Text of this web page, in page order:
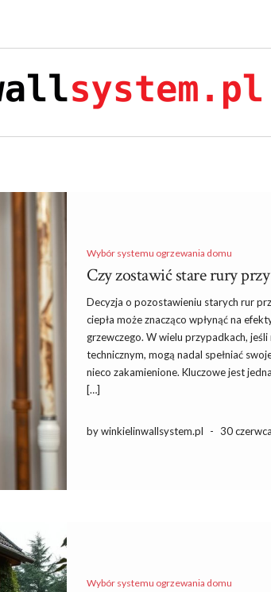
Wybór systemu ogrzewania domu
Czy zostawić stare rury
Decyzja o pozostawieniu starych rur
ciepła może znacząco wpłynąć na
grzewczego. W wielu przypadkach,
technicznym, mogą nadal spełniać
nieco zakamienione. Kluczowe jest
[…]
by winkielinwallsystem.pl - 30
Wybór systemu ogrzewania domu